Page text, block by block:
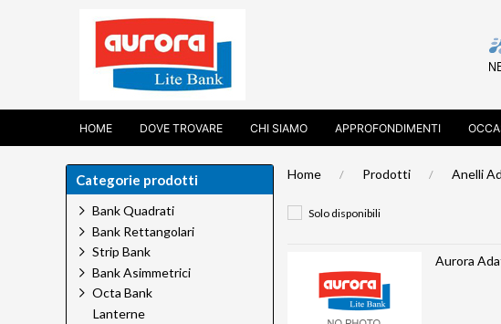
HOME DOVE TROVARE CHI SIAMO APPROFONDIMENTI
Home Prodotti Anelli
Solo disponibili
Aurora
Categorie prodotti
Bank Quadrati
Bank Rettangolari
Strip Bank
Bank Asimmetrici
Octa Bank
Lanterne